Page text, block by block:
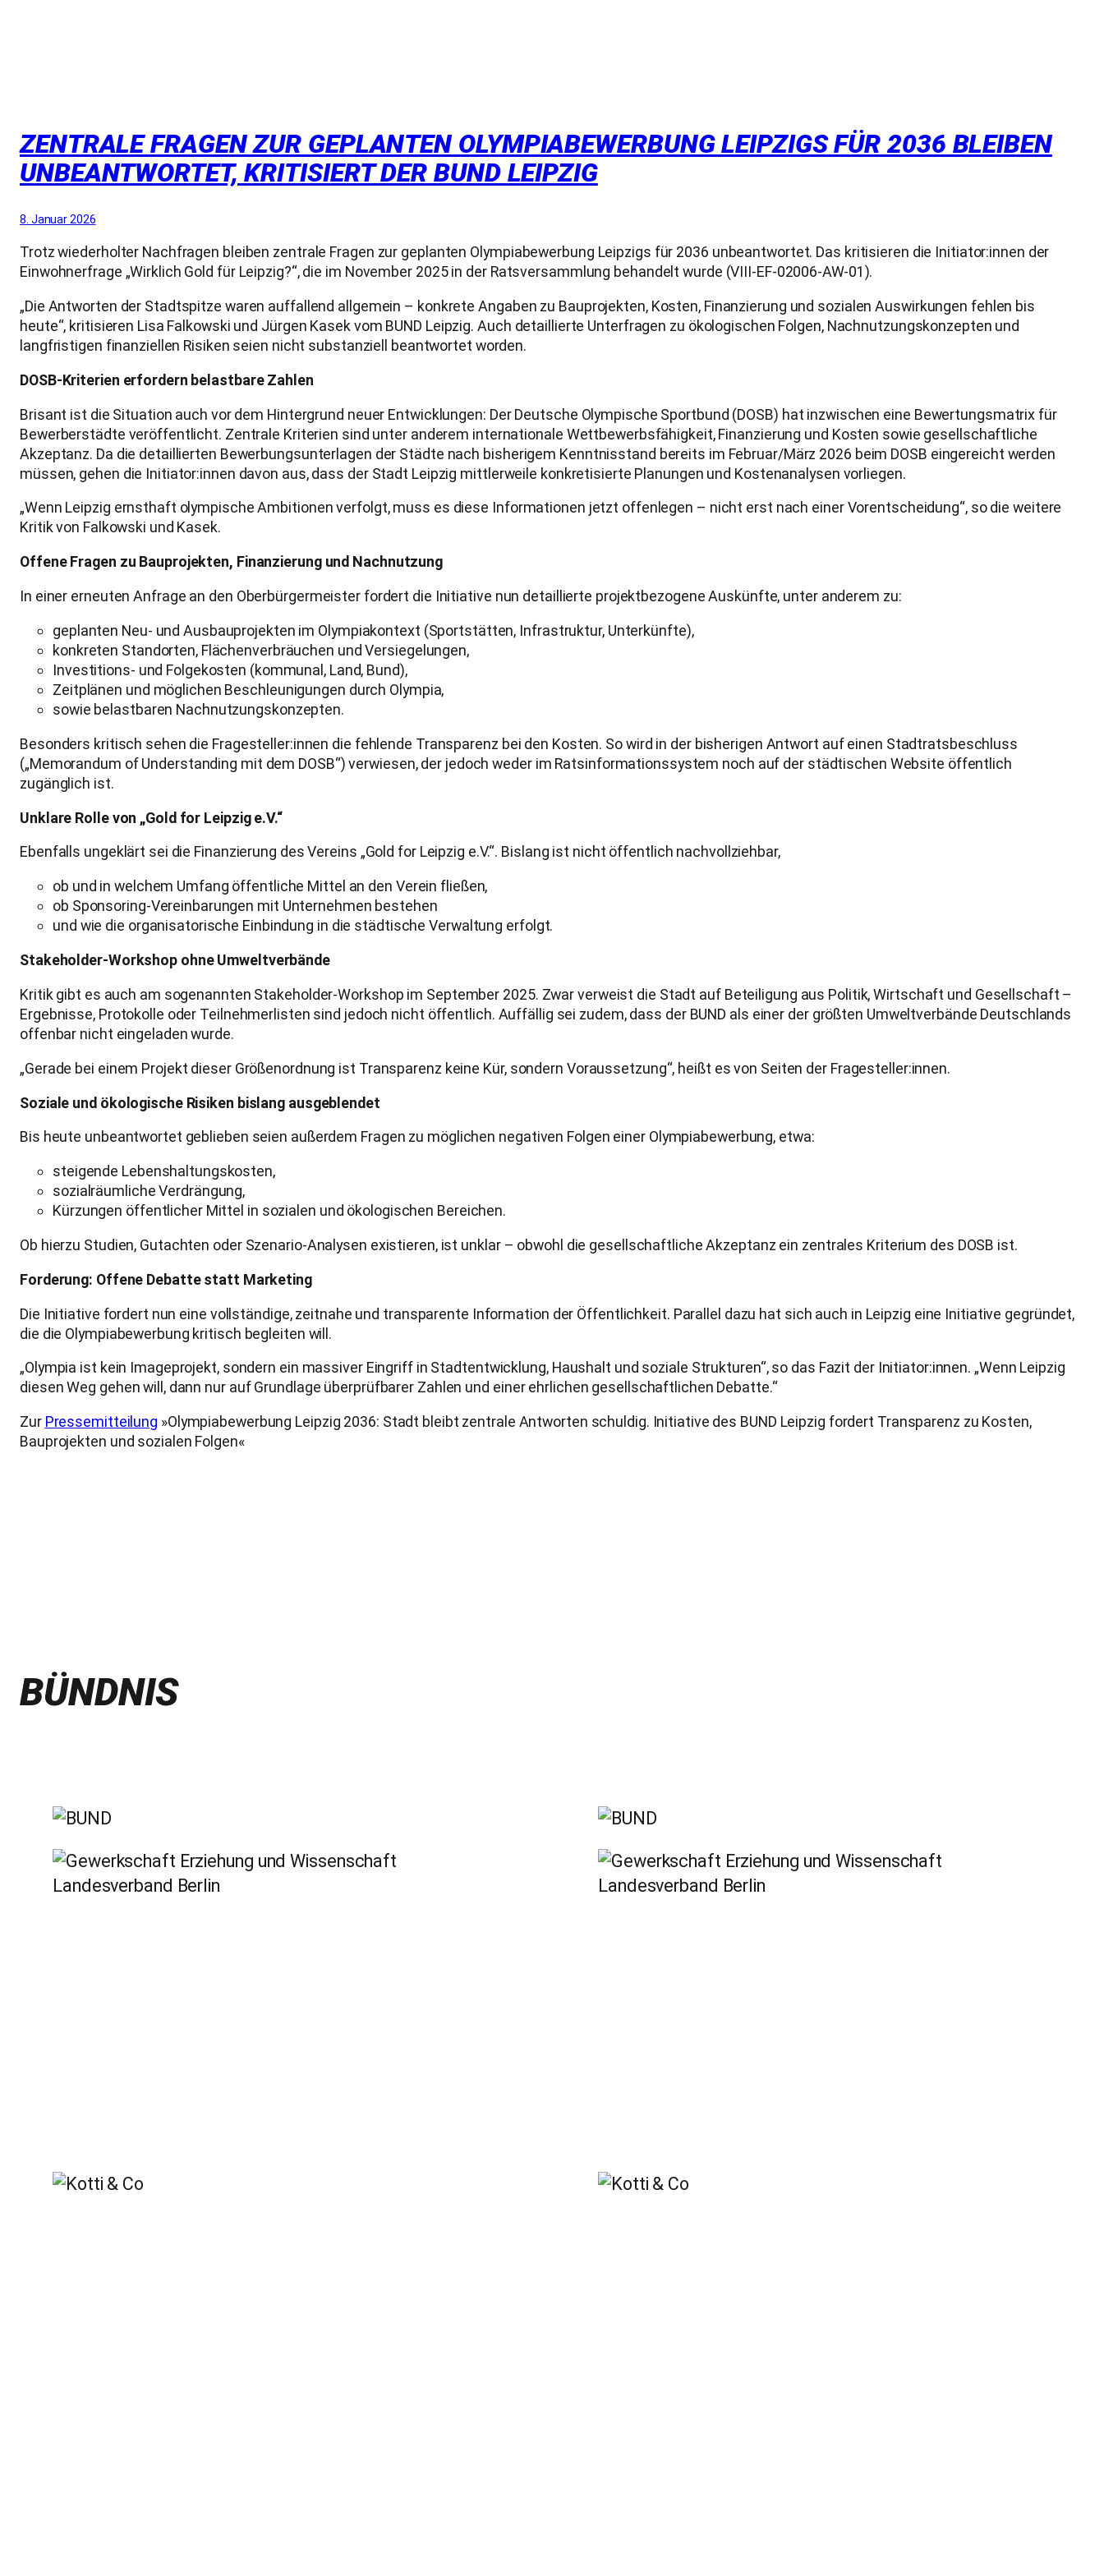
ZENTRALE FRAGEN ZUR GEPLANTEN OLYMPIABEWERBUNG LEIPZIGS FÜR 2036 BLEIBEN
UNBEANTWORTET, KRITISIERT DER BUND LEIPZIG
8. Januar 2026
Trotz wiederholter Nachfragen bleiben zentrale Fragen zur geplanten Olympiabewerbung Leipzigs für 2036 unbeantwortet. Das kritisieren die Initiator:innen der
Einwohnerfrage „Wirklich Gold für Leipzig?“, die im November 2025 in der Ratsversammlung behandelt wurde (VIII-EF-02006-AW-01).
„Die Antworten der Stadtspitze waren auffallend allgemein – konkrete Angaben zu Bauprojekten, Kosten, Finanzierung und sozialen Auswirkungen fehlen bis
heute“, kritisieren Lisa Falkowski und Jürgen Kasek vom BUND Leipzig. Auch detaillierte Unterfragen zu ökologischen Folgen, Nachnutzungskonzepten und
langfristigen finanziellen Risiken seien nicht substanziell beantwortet worden.
DOSB-Kriterien erfordern belastbare Zahlen
Brisant ist die Situation auch vor dem Hintergrund neuer Entwicklungen: Der Deutsche Olympische Sportbund (DOSB) hat inzwischen eine Bewertungsmatrix für
Bewerberstädte veröffentlicht. Zentrale Kriterien sind unter anderem internationale Wettbewerbsfähigkeit, Finanzierung und Kosten sowie gesellschaftliche
Akzeptanz. Da die detaillierten Bewerbungsunterlagen der Städte nach bisherigem Kenntnisstand bereits im Februar/März 2026 beim DOSB eingereicht werden
müssen, gehen die Initiator:innen davon aus, dass der Stadt Leipzig mittlerweile konkretisierte Planungen und Kostenanalysen vorliegen.
„Wenn Leipzig ernsthaft olympische Ambitionen verfolgt, muss es diese Informationen jetzt offenlegen – nicht erst nach einer Vorentscheidung“, so die weitere
Kritik von Falkowski und Kasek.
Offene Fragen zu Bauprojekten, Finanzierung und Nachnutzung
In einer erneuten Anfrage an den Oberbürgermeister fordert die Initiative nun detaillierte projektbezogene Auskünfte, unter anderem zu:
geplanten Neu- und Ausbauprojekten im Olympiakontext (Sportstätten, Infrastruktur, Unterkünfte),
konkreten Standorten, Flächenverbräuchen und Versiegelungen,
Investitions- und Folgekosten (kommunal, Land, Bund),
Zeitplänen und möglichen Beschleunigungen durch Olympia,
sowie belastbaren Nachnutzungskonzepten.
Besonders kritisch sehen die Fragesteller:innen die fehlende Transparenz bei den Kosten. So wird in der bisherigen Antwort auf einen Stadtratsbeschluss
(„Memorandum of Understanding mit dem DOSB“) verwiesen, der jedoch weder im Ratsinformationssystem noch auf der städtischen Website öffentlich
zugänglich ist.
Unklare Rolle von „Gold for Leipzig e.V.“
Ebenfalls ungeklärt sei die Finanzierung des Vereins „Gold for Leipzig e.V.“. Bislang ist nicht öffentlich nachvollziehbar,
ob und in welchem Umfang öffentliche Mittel an den Verein fließen,
ob Sponsoring-Vereinbarungen mit Unternehmen bestehen
und wie die organisatorische Einbindung in die städtische Verwaltung erfolgt.
Stakeholder-Workshop ohne Umweltverbände
Kritik gibt es auch am sogenannten Stakeholder-Workshop im September 2025. Zwar verweist die Stadt auf Beteiligung aus Politik, Wirtschaft und Gesellschaft –
Ergebnisse, Protokolle oder Teilnehmerlisten sind jedoch nicht öffentlich. Auffällig sei zudem, dass der BUND als einer der größten Umweltverbände Deutschlands
offenbar nicht eingeladen wurde.
„Gerade bei einem Projekt dieser Größenordnung ist Transparenz keine Kür, sondern Voraussetzung“, heißt es von Seiten der Fragesteller:innen.
Soziale und ökologische Risiken bislang ausgeblendet
Bis heute unbeantwortet geblieben seien außerdem Fragen zu möglichen negativen Folgen einer Olympiabewerbung, etwa:
steigende Lebenshaltungskosten,
sozialräumliche Verdrängung,
Kürzungen öffentlicher Mittel in sozialen und ökologischen Bereichen.
Ob hierzu Studien, Gutachten oder Szenario-Analysen existieren, ist unklar – obwohl die gesellschaftliche Akzeptanz ein zentrales Kriterium des DOSB ist.
Forderung: Offene Debatte statt Marketing
Die Initiative fordert nun eine vollständige, zeitnahe und transparente Information der Öffentlichkeit. Parallel dazu hat sich auch in Leipzig eine Initiative gegründet,
die die Olympiabewerbung kritisch begleiten will.
„Olympia ist kein Imageprojekt, sondern ein massiver Eingriff in Stadtentwicklung, Haushalt und soziale Strukturen“, so das Fazit der Initiator:innen. „Wenn Leipzig
diesen Weg gehen will, dann nur auf Grundlage überprüfbarer Zahlen und einer ehrlichen gesellschaftlichen Debatte.“
Zur Pressemitteilung »Olympiabewerbung Leipzig 2036: Stadt bleibt zentrale Antworten schuldig. Initiative des BUND Leipzig fordert Transparenz zu Kosten,
Bauprojekten und sozialen Folgen«
BÜNDNIS